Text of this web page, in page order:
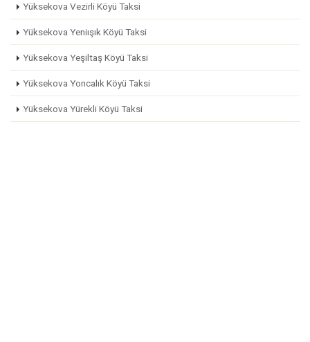
Yüksekova Vezirli Köyü Taksi
Yüksekova Yeniışık Köyü Taksi
Yüksekova Yeşiltaş Köyü Taksi
Yüksekova Yoncalık Köyü Taksi
Yüksekova Yürekli Köyü Taksi